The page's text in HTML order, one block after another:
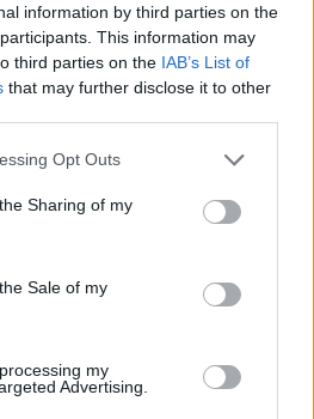
information by third parties on the
This information may
third parties on the IAB’s List of
that may further disclose it to other
Opt Outs
Sharing of my
Sale of my
my
Advertising.
LEGNANO